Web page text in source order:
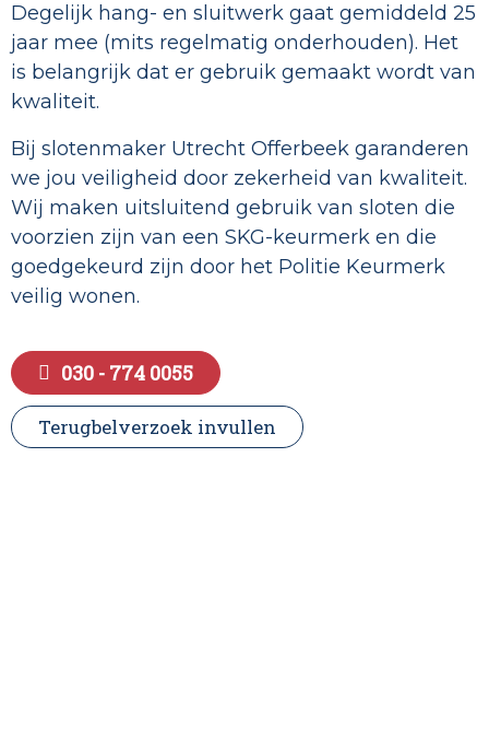
Degelijk hang- en sluitwerk gaat gemiddeld 25
jaar mee (mits regelmatig onderhouden). Het
is belangrijk dat er gebruik gemaakt wordt van
kwaliteit.
Bij slotenmaker Utrecht Offerbeek garanderen
we jou veiligheid door zekerheid van kwaliteit.
Wij maken uitsluitend gebruik van sloten die
voorzien zijn van een SKG-keurmerk en die
goedgekeurd zijn door het Politie Keurmerk
veilig wonen.
030 - 774 0055
Terugbelverzoek invullen